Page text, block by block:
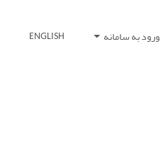
ورود به سامانه ENGLISH